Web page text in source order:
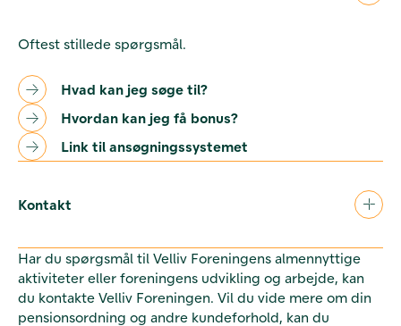
Oftest stillede spørgsmål.
Hvad kan jeg søge til?
Hvordan kan jeg få bonus?
Link til ansøgningssystemet
Kontakt
Har du spørgsmål til Velliv Foreningens almennyttige
aktiviteter eller foreningens udvikling og arbejde, kan
du kontakte Velliv Foreningen. Vil du vide mere om din
pensionsordning og andre kundeforhold, kan du